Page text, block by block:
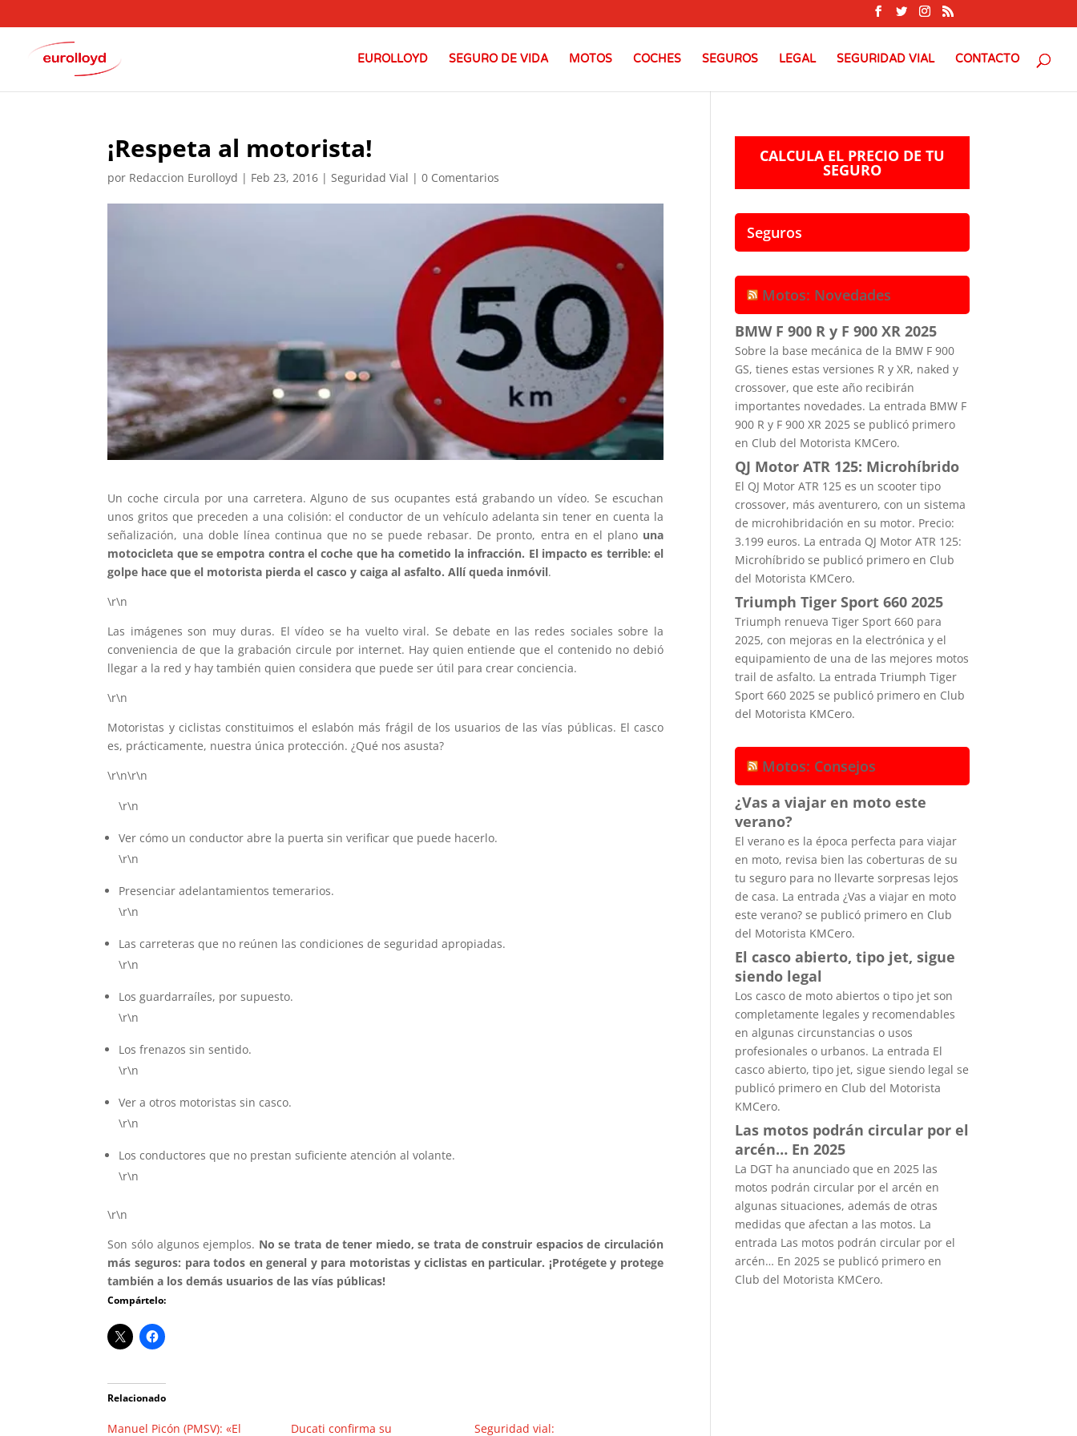
EUROLLOYD SEGURO DE VIDA MOTOS COCHES SEGUROS LEGAL SEGURIDAD VIAL CONTACTO
¡Respeta al motorista!
por Redaccion Eurolloyd | Feb 23, 2016 |Seguridad Vial |0 Comentarios
Un coche circula por una carretera. Alguno de sus ocupantes está grabando un vídeo. Se escuchan
unos gritos que preceden a una colisión: el conductor de un vehículo adelanta sin tener en cuenta la
señalización, una doble línea continua que no se puede rebasar. De pronto, entra en el plano una
motocicleta que se empotra contra el coche que ha cometido la infracción. El impacto es terrible: el
golpe hace que el motorista pierda el casco y caiga al asfalto. Allí queda inmóvil.
\r\n
Las imágenes son muy duras. El vídeo se ha vuelto viral. Se debate en las redes sociales sobre la
conveniencia de que la grabación circule por internet. Hay quien entiende que el contenido no debió
llegar a la red y hay también quien considera que puede ser útil para crear conciencia.
\r\n
Motoristas y ciclistas constituimos el eslabón más frágil de los usuarios de las vías públicas. El casco
es, prácticamente, nuestra única protección. ¿Qué nos asusta?
\r\n\r\n
\r\n
Ver cómo un conductor abre la puerta sin verificar que puede hacerlo.
\r\n
Presenciar adelantamientos temerarios.
\r\n
Las carreteras que no reúnen las condiciones de seguridad apropiadas.
\r\n
Los guardarraíles, por supuesto.
\r\n
Los frenazos sin sentido.
\r\n
Ver a otros motoristas sin casco.
\r\n
Los conductores que no prestan suficiente atención al volante.
\r\n
\r\n
Son sólo algunos ejemplos. No se trata de tener miedo, se trata de construir espacios de circulación
más seguros: para todos en general y para motoristas y ciclistas en particular. ¡Protégete y protege
también a los demás usuarios de las vías públicas!
Compártelo:
Relacionado
Manuel Picón (PMSV): «El Ducati confirma su Seguridad vial:
CALCULA EL PRECIO DE TU
SEGURO
Seguros
Motos: Novedades
BMW F 900 R y F 900 XR 2025
Sobre la base mecánica de la BMW F 900
GS, tienes estas versiones R y XR, naked y
crossover, que este año recibirán
importantes novedades. La entrada BMW F
900 R y F 900 XR 2025 se publicó primero
en Club del Motorista KMCero.
QJ Motor ATR 125: Microhíbrido
El QJ Motor ATR 125 es un scooter tipo
crossover, más aventurero, con un sistema
de microhibridación en su motor. Precio:
3.199 euros. La entrada QJ Motor ATR 125:
Microhíbrido se publicó primero en Club
del Motorista KMCero.
Triumph Tiger Sport 660 2025
Triumph renueva Tiger Sport 660 para
2025, con mejoras en la electrónica y el
equipamiento de una de las mejores motos
trail de asfalto. La entrada Triumph Tiger
Sport 660 2025 se publicó primero en Club
del Motorista KMCero.
Motos: Consejos
¿Vas a viajar en moto este
verano?
El verano es la época perfecta para viajar
en moto, revisa bien las coberturas de su
tu seguro para no llevarte sorpresas lejos
de casa. La entrada ¿Vas a viajar en moto
este verano? se publicó primero en Club
del Motorista KMCero.
El casco abierto, tipo jet, sigue
siendo legal
Los casco de moto abiertos o tipo jet son
completamente legales y recomendables
en algunas circunstancias o usos
profesionales o urbanos. La entrada El
casco abierto, tipo jet, sigue siendo legal se
publicó primero en Club del Motorista
KMCero.
Las motos podrán circular por el
arcén… En 2025
La DGT ha anunciado que en 2025 las
motos podrán circular por el arcén en
algunas situaciones, además de otras
medidas que afectan a las motos. La
entrada Las motos podrán circular por el
arcén… En 2025 se publicó primero en
Club del Motorista KMCero.